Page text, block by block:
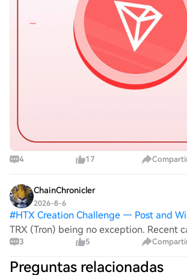
4 17
ChainChronicler
2026-8-6
#HTX Creation Challenge — Post and
TRX (Tron) being no exception. Recent
suggests a slight decline in TRX's value,
potential trading opportunities for savvy
3 5
Preguntas relacionadas